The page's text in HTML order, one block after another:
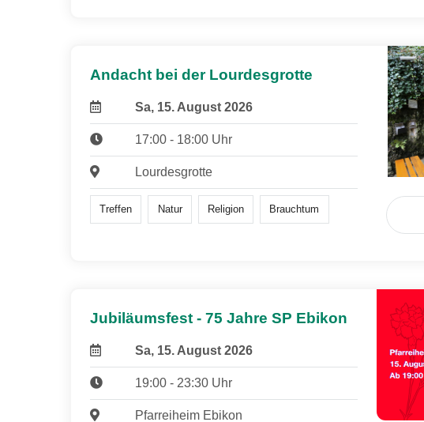
Andacht bei der Lourdesgrotte
Sa, 15. August 2026
17:00 - 18:00 Uhr
Lourdesgrotte
Treffen Natur Religion Brauchtum
Jubiläumsfest - 75 Jahre SP Ebikon
Sa, 15. August 2026
19:00 - 23:30 Uhr
Pfarreiheim Ebikon